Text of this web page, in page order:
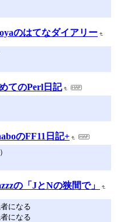
のはてなダイアリー
てのPerl日記
のFF11日記+
の「JとNの狭間で」
になる
になる